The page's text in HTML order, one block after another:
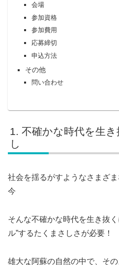
会場
参加資格
参加費用
応募締切
申込方法
その他
問い合わせ
不確かな時代を生
し
社会を揺るがすようなさまざ
今
そんな不確かな時代を生き抜
ル”するたくまさしさが必要！
雄大な阿蘇の自然の中で、そ